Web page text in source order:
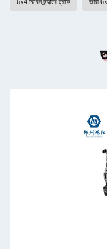
6x4 বিবেন ট্র্যাক্টর ট্রাক ভারী